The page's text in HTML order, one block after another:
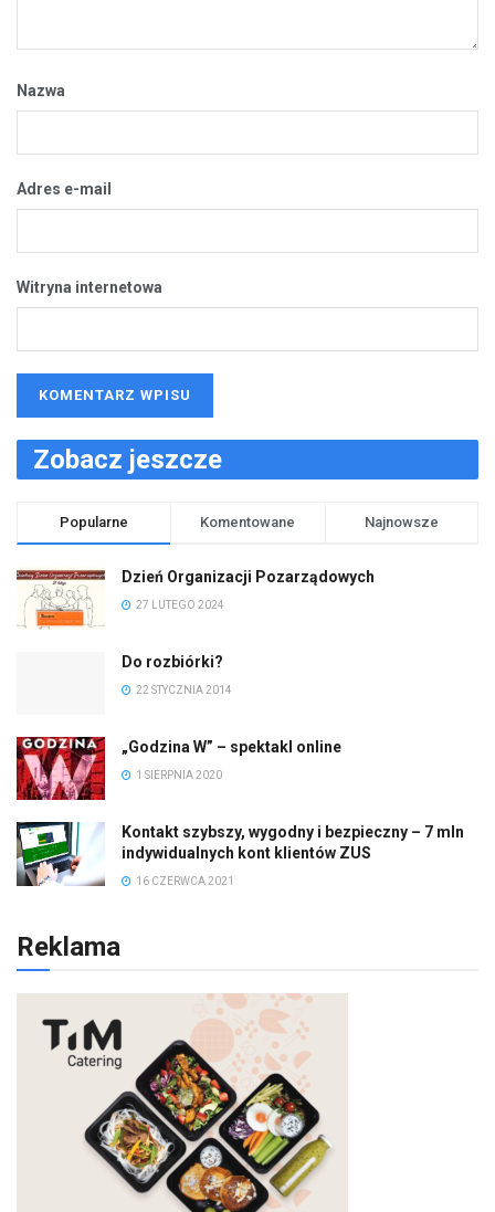
Nazwa
Adres e-mail
Witryna internetowa
Zobacz jeszcze
Popularne Komentowane Najnowsze
Dzień Organizacji Pozarządowych
27 LUTEGO 2024
Do rozbiórki?
22 STYCZNIA 2014
„Godzina W” – spektakl online
1 SIERPNIA 2020
Kontakt szybszy, wygodny i bezpieczny – 7 mln
indywidualnych kont klientów ZUS
16 CZERWCA 2021
Reklama